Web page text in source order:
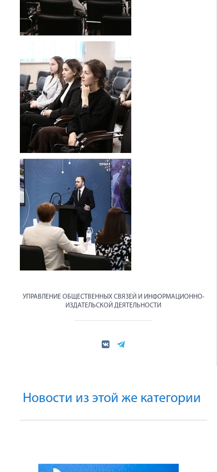
УПРАВЛЕНИЕ ОБЩЕСТВЕННЫХ СВЯЗЕЙ И ИНФОРМАЦИОННО-
ИЗДАТЕЛЬСКОЙ ДЕЯТЕЛЬНОСТИ
Новости из этой же категории